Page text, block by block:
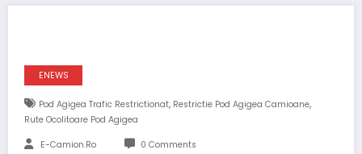
ENEWS
Pod Agigea Trafic Restrictionat, Restrictie Pod Agigea Camioane,
Rute Ocolitoare Pod Agigea
E-Camion.ro 0 Comments